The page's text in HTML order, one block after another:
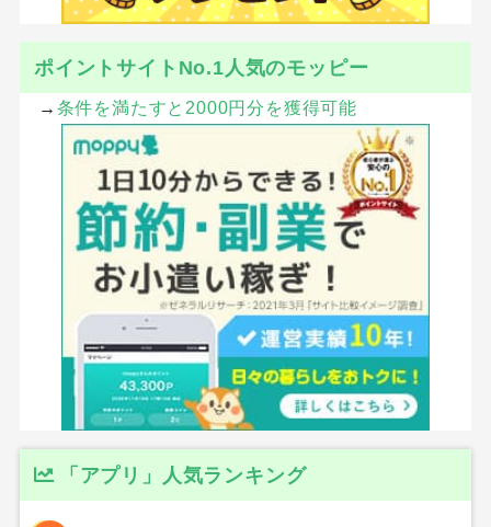
ポイントサイトNo.1人気のモッピー
→ 条件を満たすと2000円分を獲得可能
「アプリ」人気ランキング